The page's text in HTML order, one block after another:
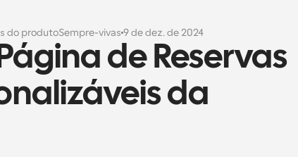
do produtoSempre-vivas 9 de dez. de 2024
de Reservas
da